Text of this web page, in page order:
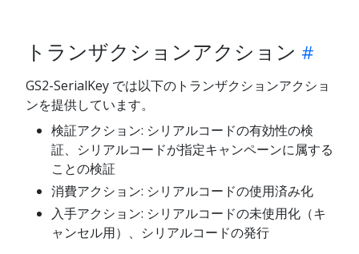
トランザクションアクション
GS2-SerialKey では以下のトランザクションアクショ
ンを提供しています。
検証アクション: シリアルコードの有効性の検
証、シリアルコードが指定キャンペーンに属する
ことの検証
消費アクション: シリアルコードの使用済み化
入手アクション: シリアルコードの未使用化（キ
ャンセル用）、シリアルコードの発行